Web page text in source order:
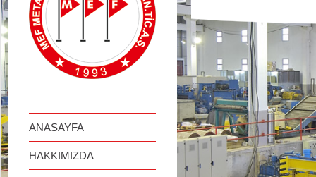
ANASAYFA
HAKKIMIZDA